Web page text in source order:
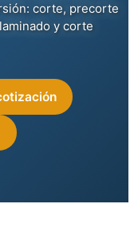
corte, precorte
y corte